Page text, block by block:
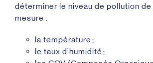
déterminer le niveau de pollution de
mesure :
la température ;
le taux d’humidité ;